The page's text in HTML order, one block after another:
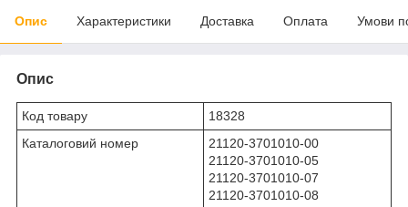
Опис Характеристики Доставка Оплата Умови
Опис
Код товару
18328
Каталоговий номер
21120-3701010-00
21120-3701010-05
21120-3701010-07
21120-3701010-08